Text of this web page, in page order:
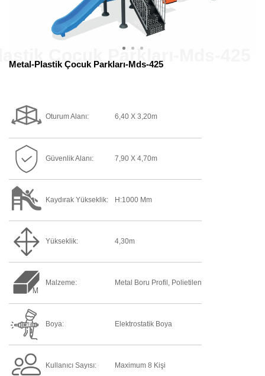
Metal-Plastik Çocuk Parkları-Mds-425
Oturum Alanı: 6,40 X 3,20m
Güvenlik Alanı: 7,90 X 4,70m
Kaydırak Yükseklik: H:1000 Mm
Yükseklik: 4,30m
Malzeme: Metal Boru Profil, Polietilen
Boya: Elektrostatik Boya
Kullanıcı Sayısı: Maximum 8 Kişi